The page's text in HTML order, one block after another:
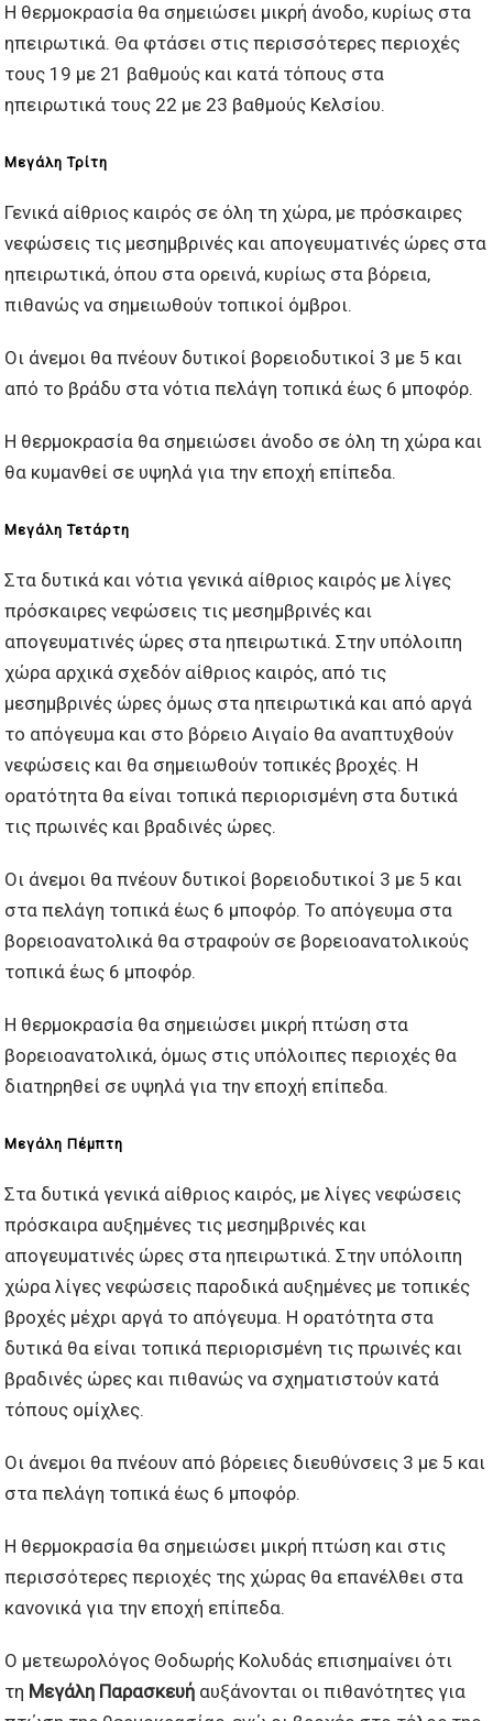
Η θερμοκρασία θα σημειώσει μικρή άνοδο, κυρίως στα
ηπειρωτικά. Θα φτάσει στις περισσότερες περιοχές
τους 19 με 21 βαθμούς και κατά τόπους στα
ηπειρωτικά τους 22 με 23 βαθμούς Κελσίου.
Μεγάλη Τρίτη
Γενικά αίθριος καιρός σε όλη τη χώρα, με πρόσκαιρες
νεφώσεις τις μεσημβρινές και απογευματινές ώρες στα
ηπειρωτικά, όπου στα ορεινά, κυρίως στα βόρεια,
πιθανώς να σημειωθούν τοπικοί όμβροι.
Οι άνεμοι θα πνέουν δυτικοί βορειοδυτικοί 3 με 5 και
από το βράδυ στα νότια πελάγη τοπικά έως 6 μποφόρ.
Η θερμοκρασία θα σημειώσει άνοδο σε όλη τη χώρα και
θα κυμανθεί σε υψηλά για την εποχή επίπεδα.
Μεγάλη Τετάρτη
Στα δυτικά και νότια γενικά αίθριος καιρός με λίγες
πρόσκαιρες νεφώσεις τις μεσημβρινές και
απογευματινές ώρες στα ηπειρωτικά. Στην υπόλοιπη
χώρα αρχικά σχεδόν αίθριος καιρός, από τις
μεσημβρινές ώρες όμως στα ηπειρωτικά και από αργά
το απόγευμα και στο βόρειο Αιγαίο θα αναπτυχθούν
νεφώσεις και θα σημειωθούν τοπικές βροχές. Η
ορατότητα θα είναι τοπικά περιορισμένη στα δυτικά
τις πρωινές και βραδινές ώρες.
Οι άνεμοι θα πνέουν δυτικοί βορειοδυτικοί 3 με 5 και
στα πελάγη τοπικά έως 6 μποφόρ. Το απόγευμα στα
βορειοανατολικά θα στραφούν σε βορειοανατολικούς
τοπικά έως 6 μποφόρ.
Η θερμοκρασία θα σημειώσει μικρή πτώση στα
βορειοανατολικά, όμως στις υπόλοιπες περιοχές θα
διατηρηθεί σε υψηλά για την εποχή επίπεδα.
Μεγάλη Πέμπτη
Στα δυτικά γενικά αίθριος καιρός, με λίγες νεφώσεις
πρόσκαιρα αυξημένες τις μεσημβρινές και
απογευματινές ώρες στα ηπειρωτικά. Στην υπόλοιπη
χώρα λίγες νεφώσεις παροδικά αυξημένες με τοπικές
βροχές μέχρι αργά το απόγευμα. Η ορατότητα στα
δυτικά θα είναι τοπικά περιορισμένη τις πρωινές και
βραδινές ώρες και πιθανώς να σχηματιστούν κατά
τόπους ομίχλες.
Οι άνεμοι θα πνέουν από βόρειες διευθύνσεις 3 με 5 και
στα πελάγη τοπικά έως 6 μποφόρ.
Η θερμοκρασία θα σημειώσει μικρή πτώση και στις
περισσότερες περιοχές της χώρας θα επανέλθει στα
κανονικά για την εποχή επίπεδα.
Ο μετεωρολόγος Θοδωρής Κολυδάς επισημαίνει ότι
τη Μεγάλη Παρασκευή αυξάνονται οι πιθανότητες για